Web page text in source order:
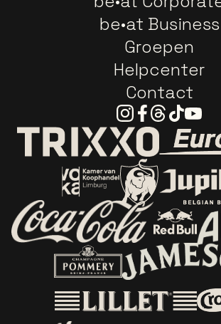
be•at Business
Groepen
Helpcenter
Contact
Instagram
Facebook
Threads
TiktokYoutube
Ga naar de website van
Ga naar de website van
Ga
Ga naar de website van
Ga naar
Ga naar de websiteGa
Ga naar de